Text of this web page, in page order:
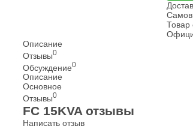
Товар
Описание
Отзывы0
Обсуждение0
Описание
Основное
Отзывы0
FC 15KVA отзывы
Написать отзыв